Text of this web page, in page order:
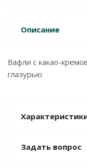
Описание
Вафли с какао-
глазурью
Задать вопрос